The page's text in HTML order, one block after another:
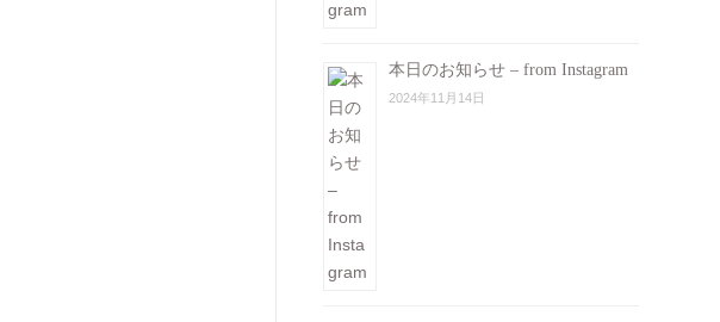
本日のお知らせ – from Instagram
2024年11月14日